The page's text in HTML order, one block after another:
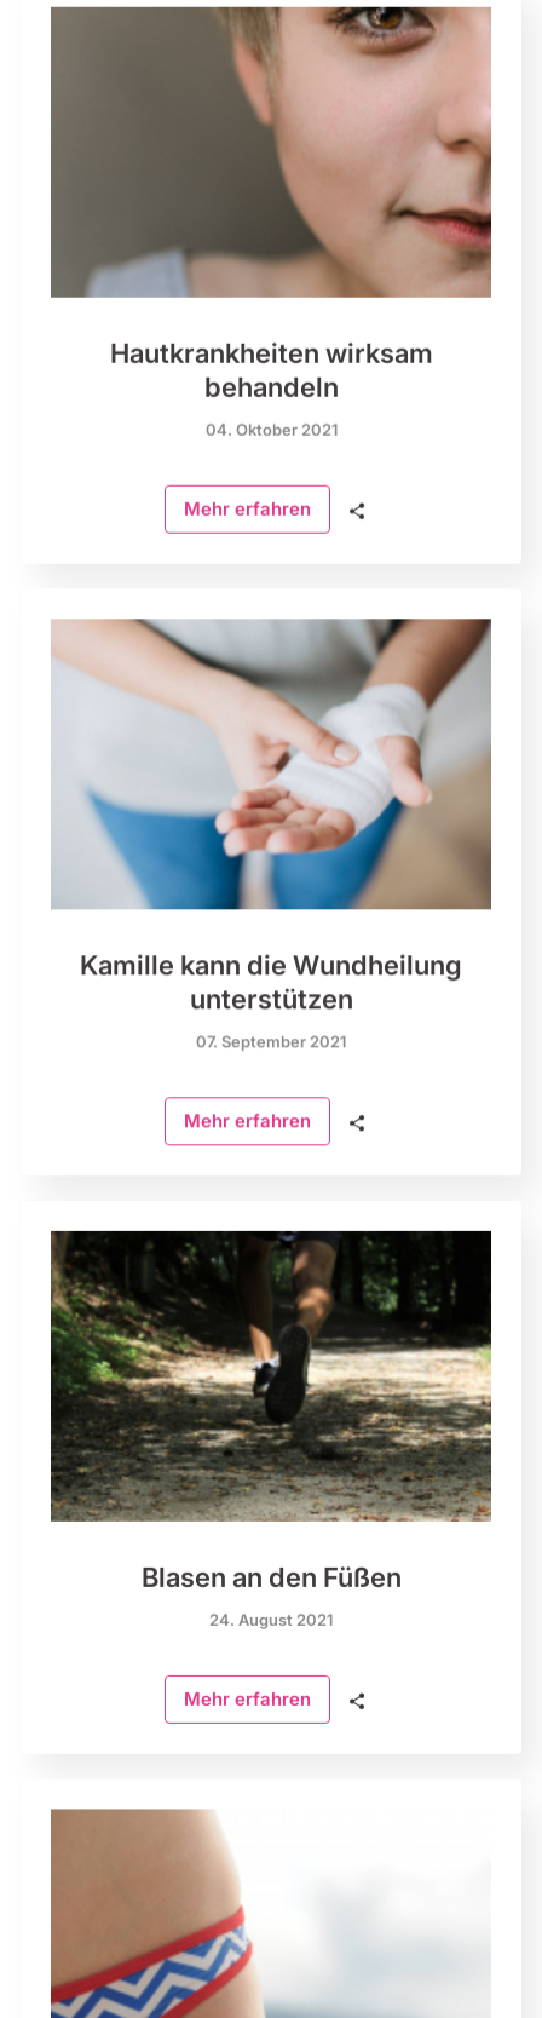
Hautkrankheiten wirksam
behandeln
04. Oktober 2021
Mehr erfahren 🗣
Kamille kann die Wundheilung
unterstützen
07. September 2021
Mehr erfahren 🗣
Blasen an den Füßen
24. August 2021
Mehr erfahren 🗣